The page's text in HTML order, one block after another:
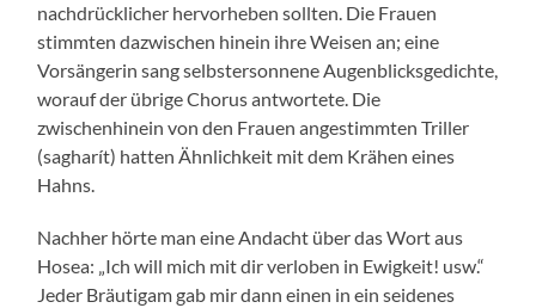
nachdrücklicher hervorheben sollten. Die Frauen
stimmten dazwischen hinein ihre Weisen an; eine
Vorsängerin sang selbstersonnene Augenblicksgedichte,
worauf der übrige Chorus antwortete. Die
zwischenhinein von den Frauen angestimmten Triller
(sagharít) hatten Ähnlichkeit mit dem Krähen eines
Hahns.
Nachher hörte man eine Andacht über das Wort aus
Hosea: „Ich will mich mit dir verloben in Ewigkeit! usw.“
Jeder Bräutigam gab mir dann einen in ein seidenes